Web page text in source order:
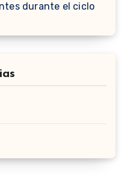
durante el ciclo